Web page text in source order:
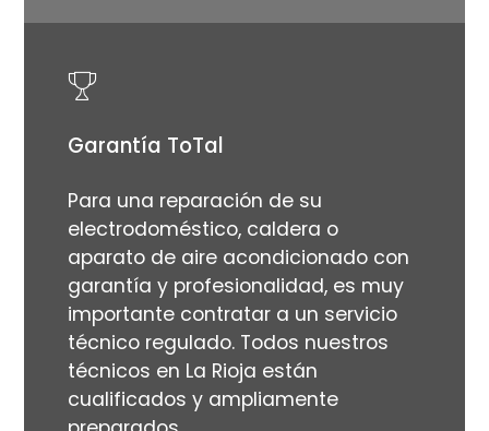
Garantía ToTal
Para una reparación de su
electrodoméstico, caldera o
aparato de aire acondicionado con
garantía y profesionalidad, es muy
importante contratar a un servicio
técnico regulado. Todos nuestros
técnicos en La Rioja están
cualificados y ampliamente